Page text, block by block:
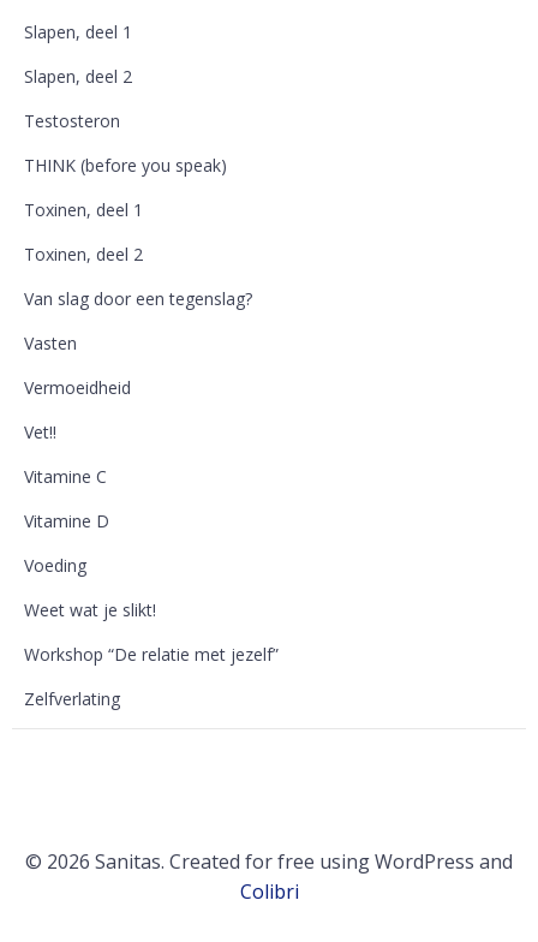
Slapen, deel 1
Slapen, deel 2
Testosteron
THINK (before you speak)
Toxinen, deel 1
Toxinen, deel 2
Van slag door een tegenslag?
Vasten
Vermoeidheid
Vet!!
Vitamine C
Vitamine D
Voeding
Weet wat je slikt!
Workshop “De relatie met jezelf”
Zelfverlating
© 2026 Sanitas. Created for free using WordPress and
Colibri